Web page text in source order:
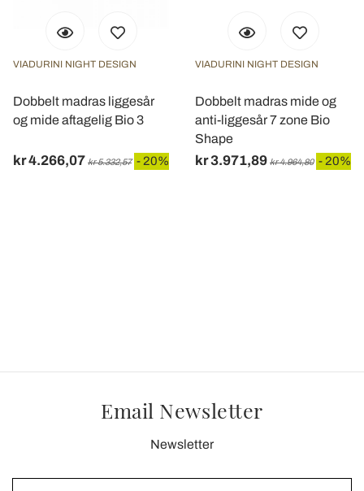
VIADURINI NIGHT DESIGN
Dobbelt madras liggesår
og mide aftagelig Bio 3
kr 4.266,07 kr 5.332,57 - 20%
VIADURINI NIGHT DESIGN
Dobbelt madras mide og
anti-liggesår 7 zone Bio
Shape
kr 3.971,89 kr 4.964,80 - 20%
Email Newsletter
Newsletter